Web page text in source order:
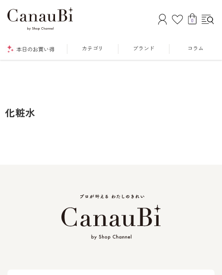
0
本日のお買い得 カテゴリ ブランド コラム
化粧水